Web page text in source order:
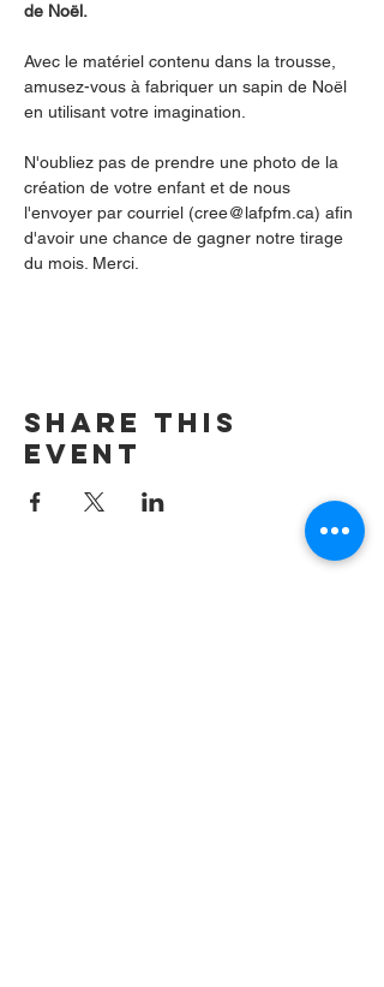
de Noël.
Avec le matériel contenu dans la trousse,
amusez-vous à fabriquer un sapin de Noël
en utilisant votre imagination.
N'oubliez pas de prendre une photo de la
création de votre enfant et de nous
l'envoyer par courriel (cree@lafpfm.ca) afin
d'avoir une chance de gagner notre tirage
du mois. Merci.
Share this
event